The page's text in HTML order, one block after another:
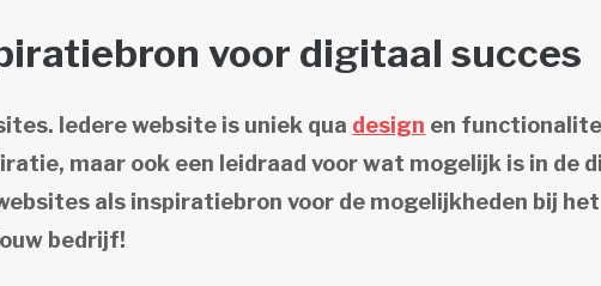
voor digitaal succes
Iedere website is uniek qua design en
maar ook een leidraad voor wat mogelijk is in de
als inspiratiebron voor de mogelijkheden bij het
bedrijf!